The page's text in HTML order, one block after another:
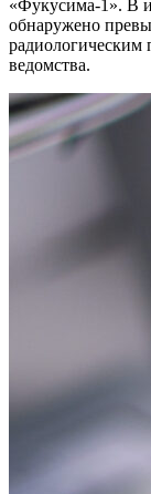
«Фукусима-1». В
обнаружено
радиологическим
ведомства.